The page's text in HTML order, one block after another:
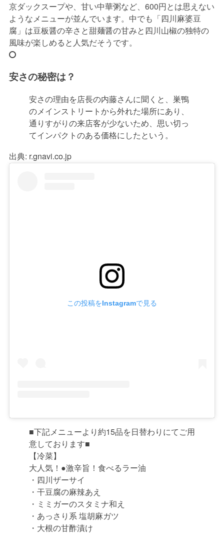
京ダックスープや、甘い中華粥など、600円とは思えない
ようなメニューが並んでいます。中でも「四川麻婆豆
腐」は豆板醤の辛さと甜麺醤の甘みと四川山椒の独特の
風味が楽しめると人気だそうです。
安さの秘密は？
安さの理由を店長の内藤さんに聞くと、巣鴨
のメインストリートから外れた場所にあり、
通りすがりの来店客が少ないため、思い切っ
てインパクトのある価格にしたという。
出典: r.gnavi.co.jp
この投稿をInstagramで見る
■下記メニューより約15品を日替わりにてご用
意しております■
【冷菜】
大人気！●激辛旨！食べるラー油
・四川ザーサイ
・干豆腐の麻辣あえ
・ミミガーのスタミナ和え
・あっさり系 塩胡麻ガツ
・大根の甘酢漬け